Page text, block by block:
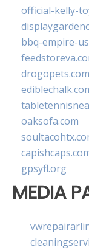
official-kelly-
bbq-empire-
drogopets.com
oaksofa.com
gpsyfl.org
MEDIA